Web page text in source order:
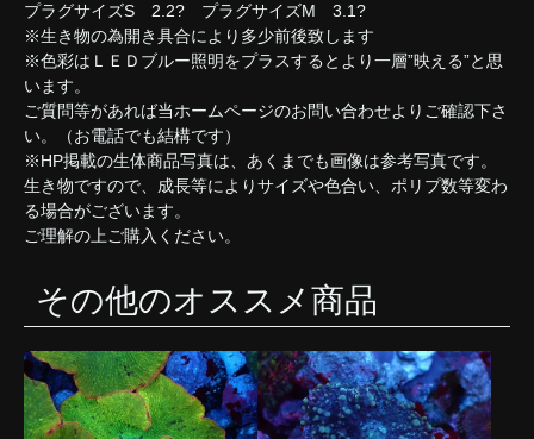
プラグサイズS 2.2? プラグサイズM 3.1?
※生き物の為開き具合により多少前後致します
※色彩はＬＥＤブルー照明をプラスするとより一層”映える”と思
います。
ご質問等があれば当ホームページのお問い合わせよりご確認下さ
い。（お電話でも結構です）
※HP掲載の生体商品写真は、あくまでも画像は参考写真です。
生き物ですので、成長等によりサイズや色合い、ポリプ数等変わ
る場合がございます。
ご理解の上ご購入ください。
その他のオススメ商品